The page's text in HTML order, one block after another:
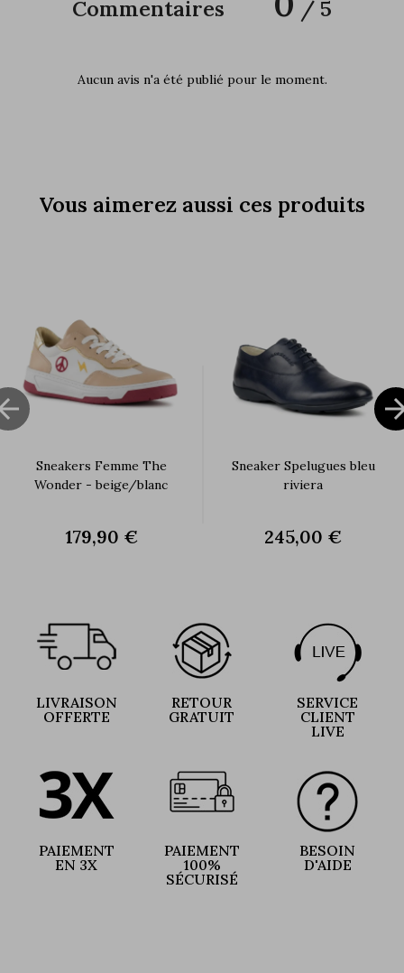
Commentaires / 5
Aucun avis n'a été publié pour le moment.
Vous aimerez aussi ces produits
Sneakers Femme The
Wonder - beige/blanc
179,90 €
Sneaker Spelugues bleu
riviera
245,00 €
LIVRAISON
OFFERTE
RETOUR
GRATUIT
SERVICE
CLIENT
LIVE
PAIEMENT
EN 3X
PAIEMENT
100%
SÉCURISÉ
BESOIN
D'AIDE